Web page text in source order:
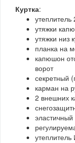
Куртка:
утеплитель
утяжки
утяжки низ
планка на
капюшон
ворот
секретный
карман на
2 внешних